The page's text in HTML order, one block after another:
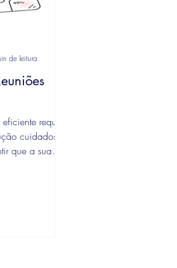
requer
cuidadosa.
que a sua
de leitura